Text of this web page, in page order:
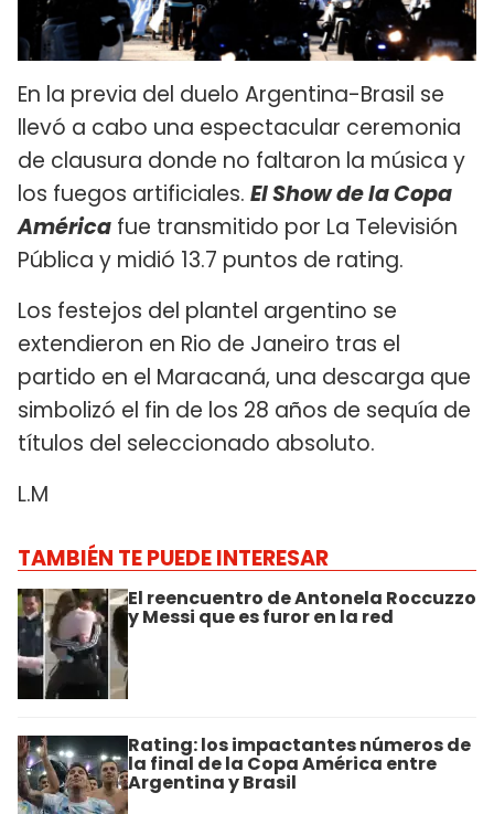
En la previa del duelo Argentina-Brasil se
llevó a cabo una espectacular ceremonia
de clausura donde no faltaron la música y
los fuegos artificiales. El Show de la Copa
América fue transmitido por La Televisión
Pública y midió 13.7 puntos de rating.
Los festejos del plantel argentino se
extendieron en Rio de Janeiro tras el
partido en el Maracaná, una descarga que
simbolizó el fin de los 28 años de sequía de
títulos del seleccionado absoluto.
L.M
TAMBIÉN TE PUEDE INTERESAR
El reencuentro de Antonela Roccuzzo
y Messi que es furor en la red
Rating: los impactantes números de
la final de la Copa América entre
Argentina y Brasil